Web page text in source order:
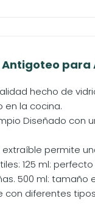
Antigoteo
hecho de
en la cocina.
Diseñado con
permite
125 ml:
500 ml: tamaño
diferentes